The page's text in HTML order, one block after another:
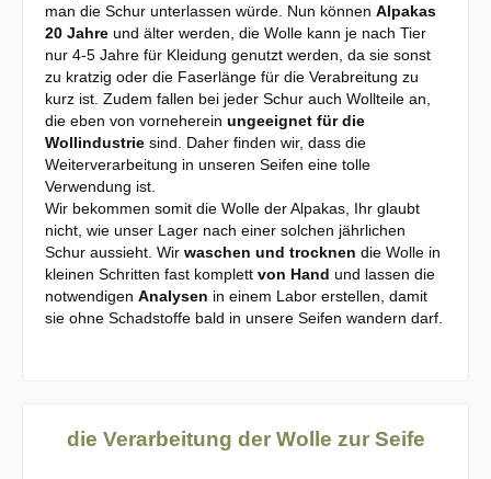
man die Schur unterlassen würde. Nun können Alpakas
20 Jahre und älter werden, die Wolle kann je nach Tier
nur 4-5 Jahre für Kleidung genutzt werden, da sie sonst
zu kratzig oder die Faserlänge für die Verabreitung zu
kurz ist. Zudem fallen bei jeder Schur auch Wollteile an,
die eben von vorneherein ungeeignet für die
Wollindustrie sind. Daher finden wir, dass die
Weiterverarbeitung in unseren Seifen eine tolle
Verwendung ist.
Wir bekommen somit die Wolle der Alpakas, Ihr glaubt
nicht, wie unser Lager nach einer solchen jährlichen
Schur aussieht. Wir waschen und trocknen die Wolle in
kleinen Schritten fast komplett von Hand und lassen die
notwendigen Analysen in einem Labor erstellen, damit
sie ohne Schadstoffe bald in unsere Seifen wandern darf.
die Verarbeitung der Wolle zur Seife